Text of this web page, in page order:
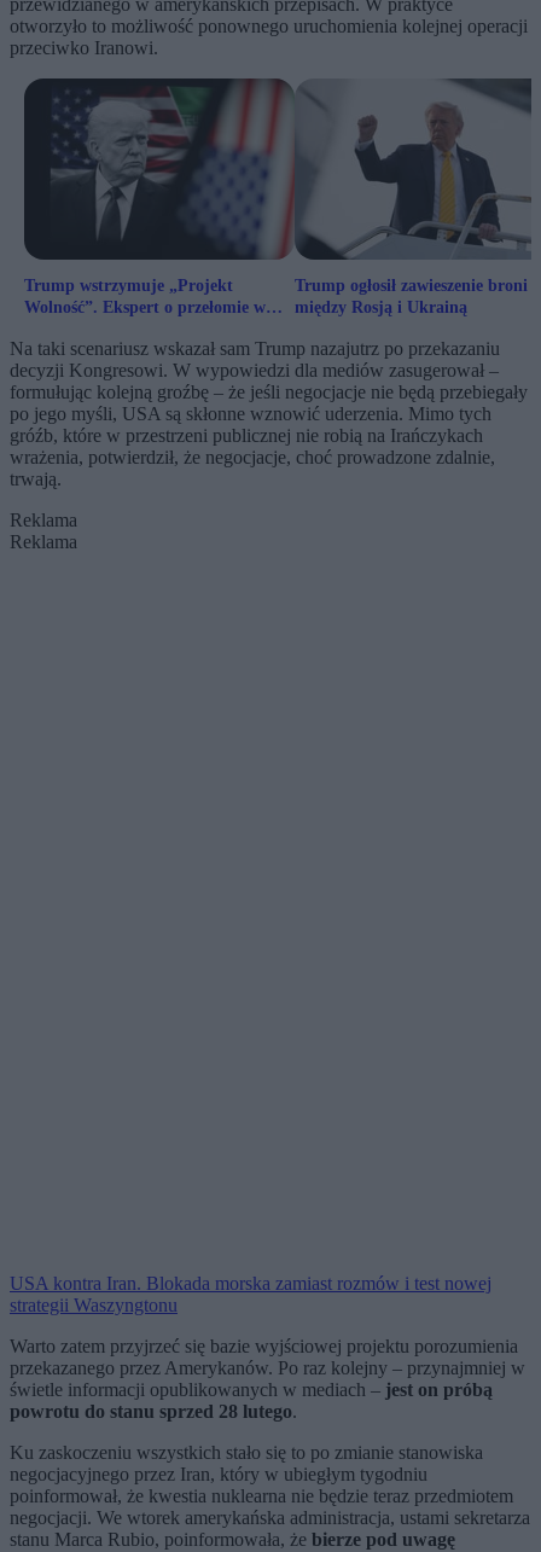
przewidzianego w amerykańskich przepisach. W praktyce
otworzyło to możliwość ponownego uruchomienia kolejnej operacji
przeciwko Iranowi.
Trump wstrzymuje „Projekt
Wolność”. Ekspert o przełomie w
Trump ogłosił zawieszenie broni
między Rosją i Ukrainą
Na taki scenariusz wskazał sam Trump nazajutrz po przekazaniu
decyzji Kongresowi. W wypowiedzi dla mediów zasugerował –
formułując kolejną groźbę – że jeśli negocjacje nie będą przebiegały
po jego myśli, USA są skłonne wznowić uderzenia. Mimo tych
gróźb, które w przestrzeni publicznej nie robią na Irańczykach
wrażenia, potwierdził, że negocjacje, choć prowadzone zdalnie,
trwają.
Reklama
Reklama
USA kontra Iran. Blokada morska zamiast rozmów i test nowej
strategii Waszyngtonu
Warto zatem przyjrzeć się bazie wyjściowej projektu porozumienia
przekazanego przez Amerykanów. Po raz kolejny – przynajmniej w
świetle informacji opublikowanych w mediach – jest on próbą
powrotu do stanu sprzed 28 lutego.
Ku zaskoczeniu wszystkich stało się to po zmianie stanowiska
negocjacyjnego przez Iran, który w ubiegłym tygodniu
poinformował, że kwestia nuklearna nie będzie teraz przedmiotem
negocjacji. We wtorek amerykańska administracja, ustami sekretarza
stanu Marca Rubio, poinformowała, że bierze pod uwagę